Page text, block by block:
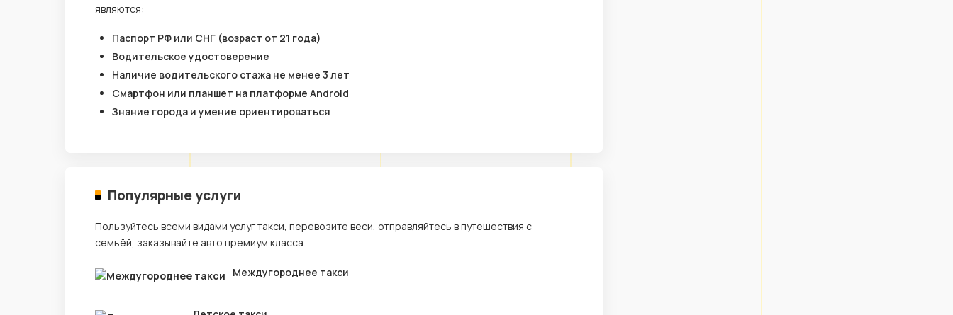
являются:
Паспорт РФ или СНГ (возраст от 21 года)
Водительское удостоверение
Наличие водительского стажа не менее 3 лет
Смартфон или планшет на платформе Android
Знание города и умение ориентироваться
Популярные услуги
Пользуйтесь всеми видами услуг такси, перевозите веси, отправляйтесь в путешествия с
семьёй, заказывайте авто премиум класса.
Междугороднее такси